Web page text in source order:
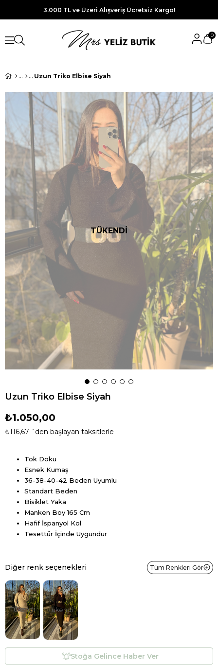
3.000 TL ve Üzeri Alışveriş Ücretsiz Kargo!
0
Uzun Triko Elbise Siyah
TÜKENDİ
Uzun Triko Elbise Siyah
₺1.050,00
₺116,67 `den başlayan taksitlerle
Tok Doku
Esnek Kumaş
36-38-40-42 Beden Uyumlu
Standart Beden
Bisiklet Yaka
Manken Boy 165 Cm
Hafif İspanyol Kol
Tesettür İçinde Uygundur
Diğer renk seçenekleri Tüm Renkleri Gör
Tükendi Tükendi
Stoğa Gelince Haber Ver